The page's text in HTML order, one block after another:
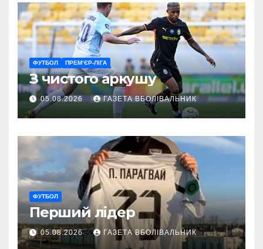
ФУТБОЛ ПРЕМ’ЄР-ЛІГА
З чистого аркушу
05.08.2026 ГАЗЕТА ВБОЛІВАЛЬНИК
ФУТБОЛ
Перший лідер
05.08.2026 ГАЗЕТА ВБОЛІВАЛЬНИК